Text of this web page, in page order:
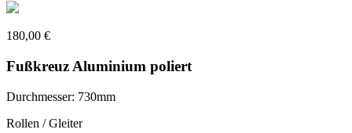
180,00 €
Fußkreuz Aluminium poliert
Durchmesser: 730mm
Rollen / Gleiter